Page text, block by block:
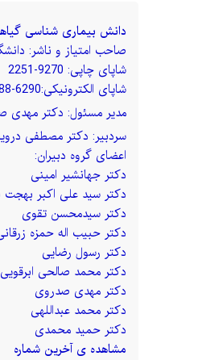
دانش بیماری شناسی
صاحب امتیاز و ناشر:
شاپای چاپی: 9270-2251
شاپای الکترونيکی:6290-2588
مدير مسئول: دکتر مهدی
سردبير: دکتر مصطفی
اعضای گروه دبیران:
دکتر جهانشیر امینی
دکتر سید علی اکبر بهجت
دکتر سیدمحسن تقوی
دکتر حبیب اله حمزه
دکتر رسول رضایی
دکتر محمد صالحی ابرقویی
دکتر مهدی صدروی
دکتر محمد عبداللهی
دکتر حمید محمدی
مشاهده ی آخرین شماره